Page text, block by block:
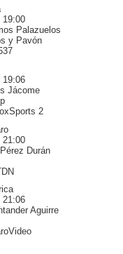
19:00
Palazuelos
y Pavón
19:06
Jácome
2
21:00
Durán
21:06
Aguirre